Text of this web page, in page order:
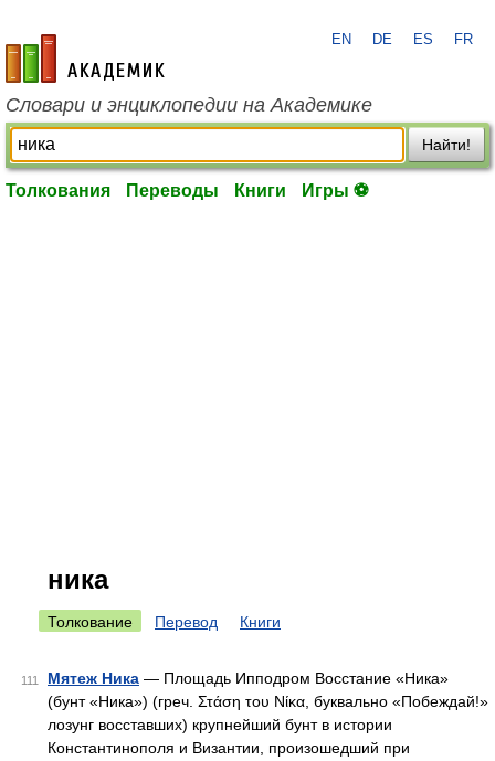
academic.ru
EN DE ES FR
Словари и энциклопедии на Академике
Найти!
Толкования Переводы Книги Игры ⚽
ника
Толкование Перевод Книги
111 Мятеж Ника — Площадь Ипподром Восстание «Ника»
(бунт «Ника») (греч. Στάση του Νίκα, буквально «Побеждай!»
лозунг восставших) крупнейший бунт в истории
Константинополя и Византии, произошедший при